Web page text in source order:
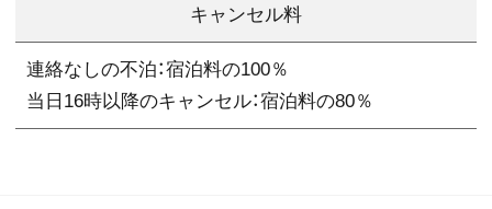
キャンセル料
連絡なしの不泊：宿泊料の100％
当日16時以降のキャンセル：宿泊料の80％